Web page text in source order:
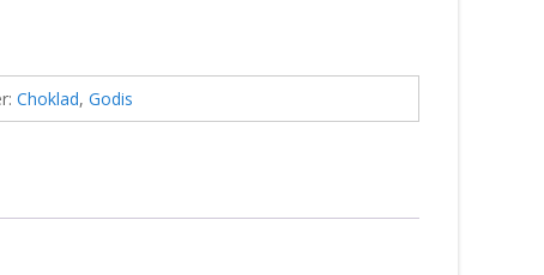
Choklad, Godis